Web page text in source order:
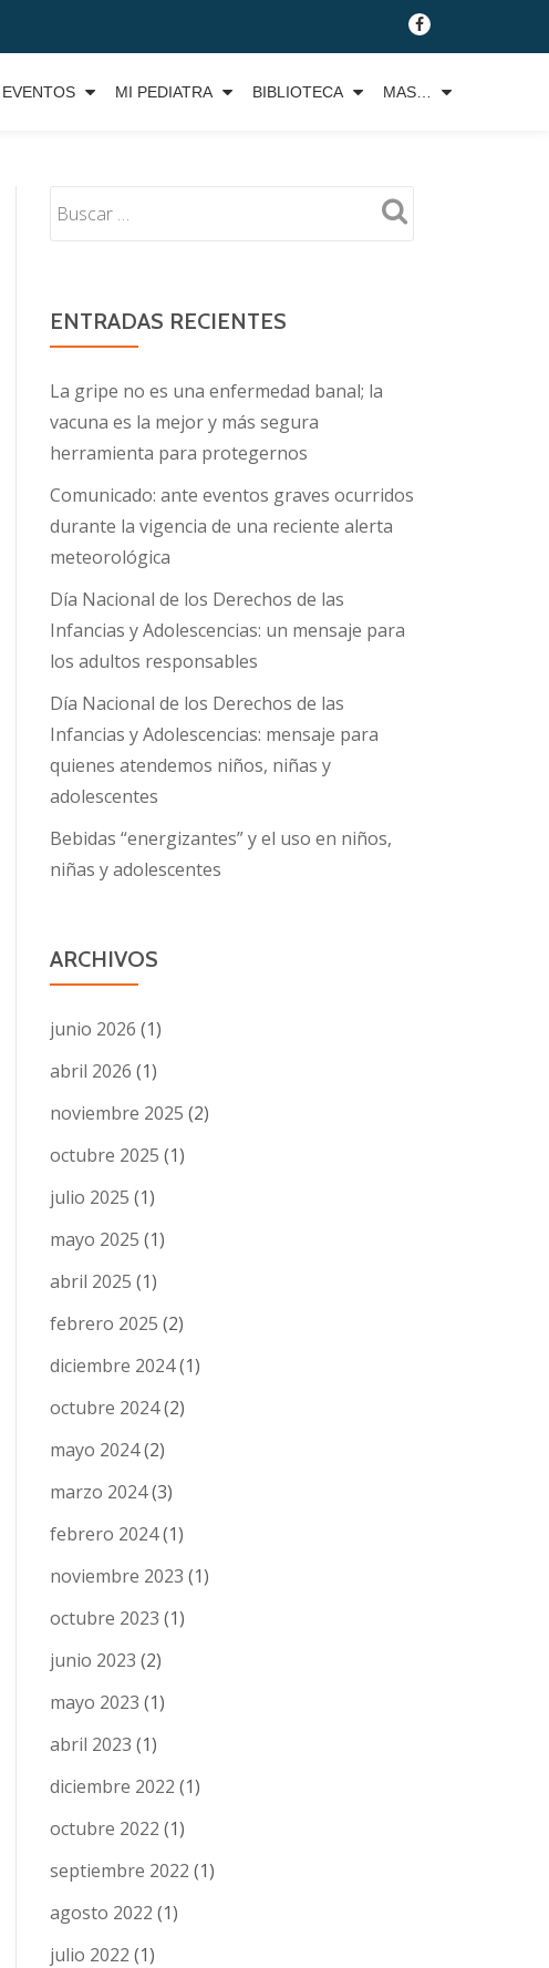
fa-
facebook
EVENTOS MI PEDIATRA BIBLIOTECA MAS…
ENTRADAS RECIENTES
La gripe no es una enfermedad banal; la
vacuna es la mejor y más segura
herramienta para protegernos
Comunicado: ante eventos graves ocurridos
durante la vigencia de una reciente alerta
meteorológica
Día Nacional de los Derechos de las
Infancias y Adolescencias: un mensaje para
los adultos responsables
Día Nacional de los Derechos de las
Infancias y Adolescencias: mensaje para
quienes atendemos niños, niñas y
adolescentes
Bebidas “energizantes” y el uso en niños,
niñas y adolescentes
ARCHIVOS
junio 2026 (1)
abril 2026 (1)
noviembre 2025 (2)
octubre 2025 (1)
julio 2025 (1)
mayo 2025 (1)
abril 2025 (1)
febrero 2025 (2)
diciembre 2024(1)
octubre 2024(2)
mayo 2024(2)
marzo 2024(3)
febrero 2024(1)
noviembre 2023 (1)
octubre 2023 (1)
junio 2023 (2)
mayo 2023 (1)
abril 2023 (1)
diciembre 2022 (1)
octubre 2022 (1)
septiembre 2022 (1)
agosto 2022 (1)
julio 2022 (1)